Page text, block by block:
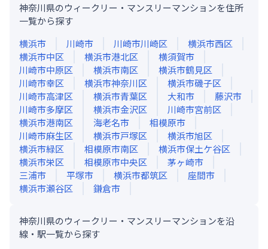
神奈川県のウィークリー・マンスリーマンションを住所
一覧から探す
横浜市
川崎市 川崎市川崎区
横浜市西区
横浜市中区
横浜市港北区
横須賀市
川崎市中原区
横浜市南区
横浜市鶴見区
川崎市幸区
横浜市神奈川区
横浜市磯子区
川崎市高津区
横浜市青葉区 大和市
藤沢市
川崎市多摩区
横浜市金沢区
川崎市宮前区
横浜市港南区
海老名市
相模原市
川崎市麻生区
横浜市戸塚区
横浜市旭区
横浜市緑区
相模原市南区
横浜市保土ケ谷区
横浜市栄区
相模原市中央区
茅ヶ崎市
三浦市
平塚市 横浜市都筑区
座間市
横浜市瀬谷区
鎌倉市
神奈川県のウィークリー・マンスリーマンションを沿
線・駅一覧から探す